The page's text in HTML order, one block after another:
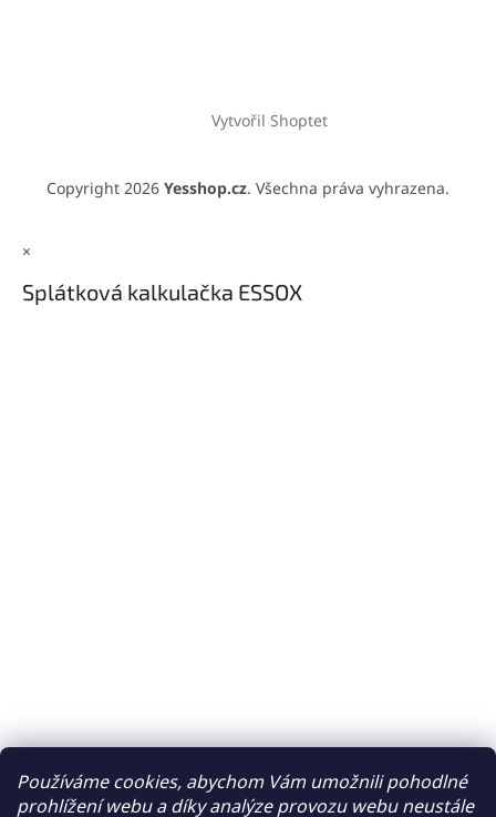
Používáme cookies, abychom Vám umožnili pohodlné
prohlížení webu a díky analýze provozu webu neustále
Vytvořil Shoptet
Copyright 2026 Yesshop.cz. Všechna práva vyhrazena.
×
Splátková kalkulačka ESSOX